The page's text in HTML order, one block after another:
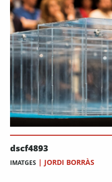
dscf4893
IMATGES | JORDI BORRÀS